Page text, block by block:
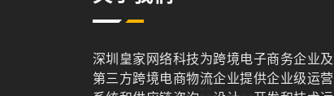
深圳皇家网络科技为跨境电子商务企业及
第三方跨境电商物流企业提供企业级运营